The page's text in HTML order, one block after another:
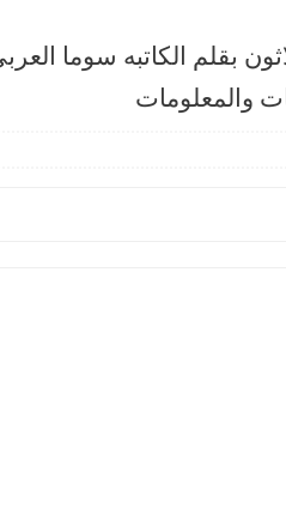
بقلم الكاتبه سوما
والمعلومات